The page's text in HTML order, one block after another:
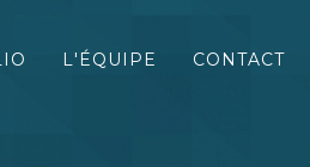
L'ÉQUIPE CONTACT